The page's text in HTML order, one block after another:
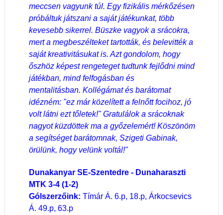
meccsen vagyunk túl. Egy fizikális mérkőzésen
próbáltuk játszani a saját játékunkat, több
kevesebb sikerrel. Büszke vagyok a srácokra,
mert a megbeszélteket tartották, és belevitték a
saját kreativitásukat is. Azt gondolom, hogy
őszhöz képest rengeteget tudtunk fejlődni mind
játékban, mind felfogásban és
mentalitásban. Kollégámat és barátomat
idézném: "ez már közelített a felnőtt focihoz, jó
volt látni ezt tőletek!" Gratulálok a srácoknak
nagyot küzdöttek ma a győzelemért! Köszönöm
a segítséget barátomnak, Szigeti Gabinak,
örülünk, hogy velünk voltál!"
Dunakanyar SE-Szentedre - Dunaharaszti
MTK 3-4 (1-2)
Gólszerzőink: Tímár Á. 6.p, 18.p, Árkocsevics
Á. 49.p, 63.p